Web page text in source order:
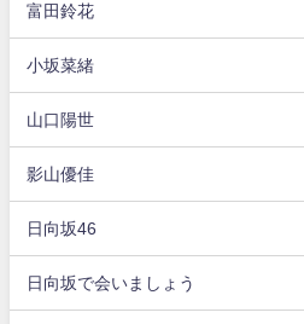
富田鈴花
小坂菜緒
山口陽世
影山優佳
日向坂46
日向坂で会いましょう